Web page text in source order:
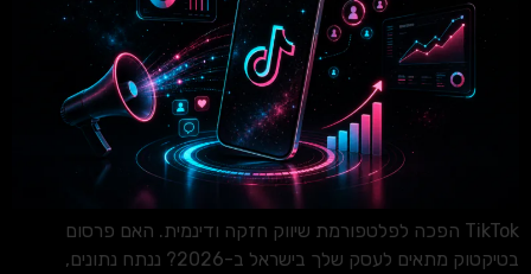
TikTok הפכה לפלטפורמת שיווק חזקה ודינמית. האם פרסום
בטיקטוק מתאים לעסק שלך בישראל ב-2026? ננתח נתונים,